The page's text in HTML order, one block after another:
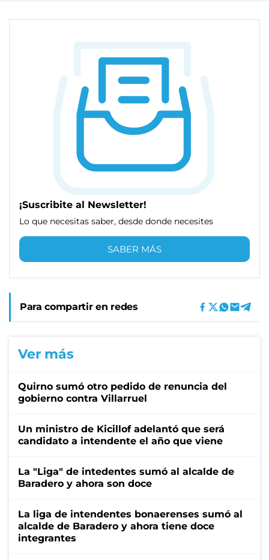
¡Suscribite al Newsletter!
Lo que necesitas saber, desde donde necesites
SABER MÁS
Para compartir en redes
Ver más
Quirno sumó otro pedido de renuncia del
gobierno contra Villarruel
Un ministro de Kicillof adelantó que será
candidato a intendente el año que viene
La "Liga" de intedentes sumó al alcalde de
Baradero y ahora son doce
La liga de intendentes bonaerenses sumó al
alcalde de Baradero y ahora tiene doce
integrantes